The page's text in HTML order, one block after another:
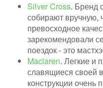
Silver Cross. Бренд
собирают вручную,
превосходное
зарекомендовали
поездок - это
Maclaren. Легкие и
славящиеся своей
конструкции очень